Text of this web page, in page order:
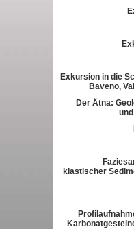
Exkursion in die
Baveno,
Der Ätna:
klastischer